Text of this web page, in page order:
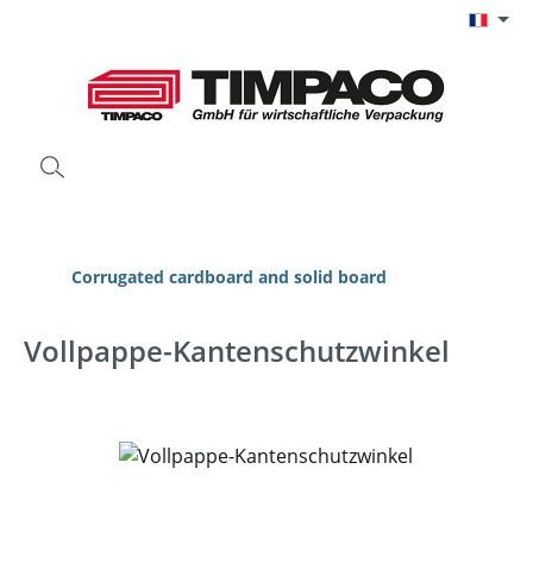
Corrugated cardboard and solid board
Vollpappe-Kantenschutzwinkel
Ignorer la galerie d'images